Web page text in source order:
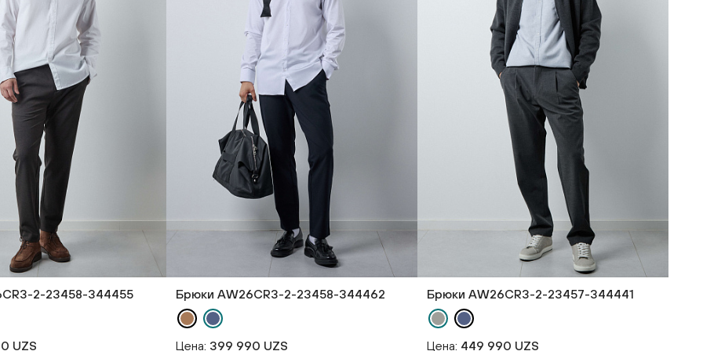
2-23458-344455
UZS
Брюки AW26CR3-2-23458-344462
Цена: 399 990 UZS
Брюки AW26CR3-2-23457-344441
Цена: 449 990 UZS